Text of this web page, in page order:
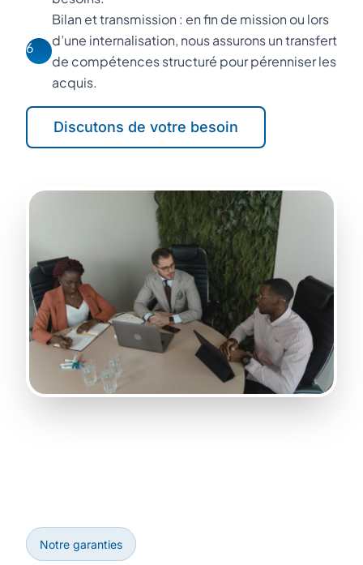
6
Bilan et transmission : en fin de mission ou lors
d’une internalisation, nous assurons un transfert
de compétences structuré pour pérenniser les
acquis.
Discutons de votre besoin
Notre garanties